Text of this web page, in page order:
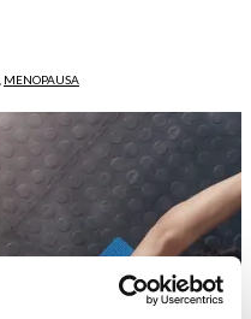
MENOPAUSA